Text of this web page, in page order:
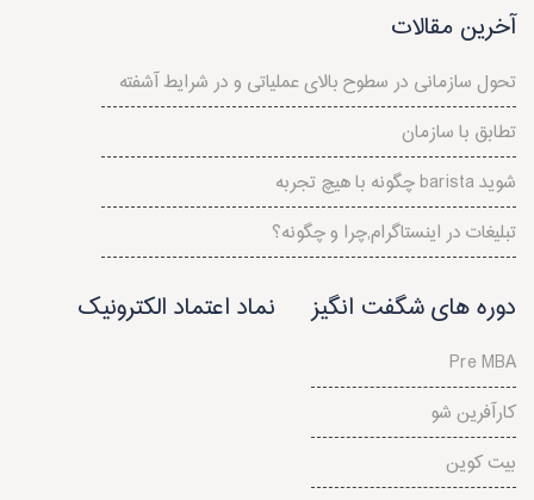
آخرین مقالات
تحول سازمانی در سطوح بالای عملياتی و در شرايط آشفته
تطابق با سازمان
چگونه با هیچ تجربه barista شوید
تبلیغات در اینستاگرام,چرا و چگونه؟
دوره های شگفت انگیز
Pre MBA
کارآفرین شو
بیت کوین
نماد اعتماد الکترونیک